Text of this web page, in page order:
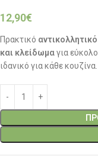
12,90€
Πρακτικό
και κλείδωμαγια
ιδανικό για κάθε κουζίνα.